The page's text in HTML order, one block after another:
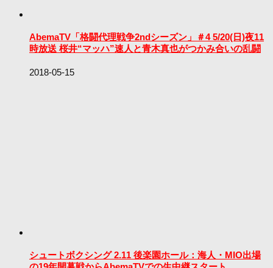
AbemaTV「格闘代理戦争2ndシーズン」＃4 5/20(日)夜11
時放送 桜井“マッハ”速人と青木真也がつかみ合いの乱闘
2018-05-15
シュートボクシング 2.11 後楽園ホール：海人・MIO出場